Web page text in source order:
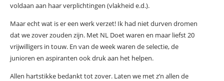
voldaan aan haar verplichtingen (vlakheid e.d.).
Maar echt wat is er een werk verzet! Ik had niet durven dromen
dat we zover zouden zijn. Met NL Doet waren en maar liefst 20
vrijwilligers in touw. En van de week waren de selectie, de
junioren en aspiranten ook druk aan het helpen.
Allen hartstikke bedankt tot zover. Laten we met z’n allen de